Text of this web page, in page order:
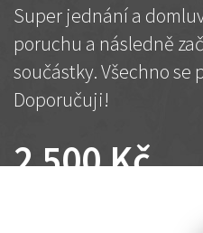
Super jednání a
poruchu a následně
součástky. Všechno se
Doporučuji!
2 500 Kč